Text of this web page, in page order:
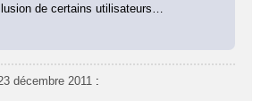
de certains utilisateurs…
décembre 2011 :